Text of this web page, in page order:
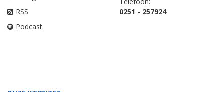
RSS
Podcast
Telefoon:
0251 - 257924